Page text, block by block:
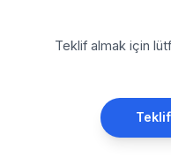
Teklif almak için